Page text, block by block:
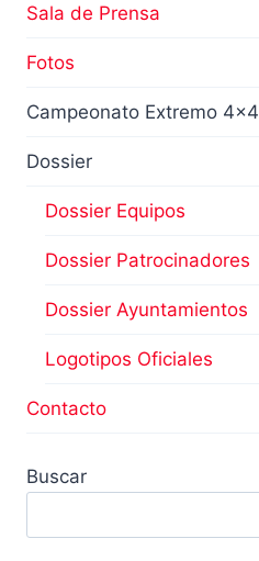
Sala de Prensa
Fotos
Campeonato Extremo 4×4
Dossier
Dossier Equipos
Dossier Patrocinadores
Dossier Ayuntamientos
Logotipos Oficiales
Contacto
Buscar